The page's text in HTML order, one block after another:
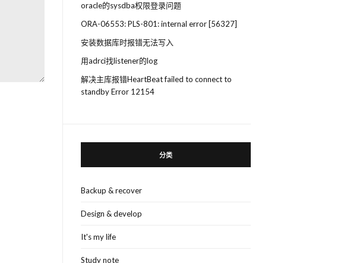
oracle的sysdba权限登录问题
ORA-06553: PLS-801: internal error [56327]
安装数据库时报错无法写入
用adrci找listener的log
解决主库报错HeartBeat failed to connect to
standby Error 12154
分类
Backup & recover
Design & develop
It's my life
Study note